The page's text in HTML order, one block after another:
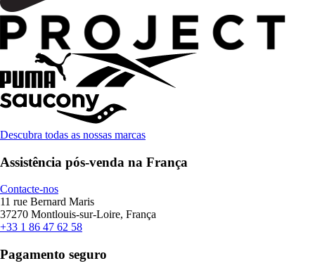
Descubra todas as nossas marcas
Assistência pós-venda na França
Contacte-nos
11 rue Bernard Maris
37270 Montlouis-sur-Loire, França
+33 1 86 47 62 58
Pagamento seguro